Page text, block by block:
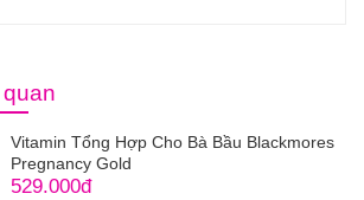
Vitamin Tổng Hợp Cho Bà Bầu Blackmores
Pregnancy Gold
529.000đ